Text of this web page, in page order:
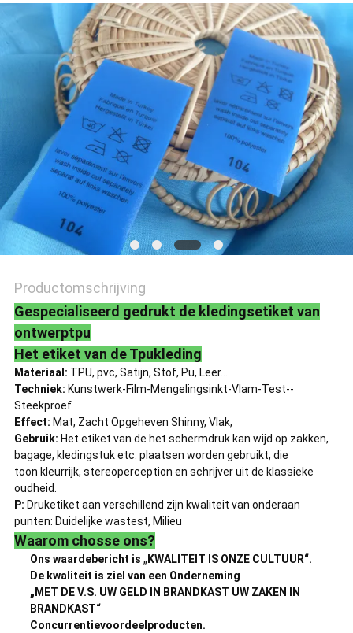
PRIVACYBELEID
Productomschrijving
Gespecialiseerd gedrukt de kledingsetiket van
ontwerptpu
Het etiket van de Tpukleding
Materiaal: TPU, pvc, Satijn, Stof, Pu, Leer…
Techniek: Kunstwerk-Film-Mengelingsinkt-Vlam-Test--
Steekproef
Effect: Mat, Zacht Opgeheven Shinny, Vlak,
Gebruik: Het etiket van de het schermdruk kan wijd op zakken,
bagage, kledingstuk etc. plaatsen worden gebruikt, die
toon kleurrijk, stereoperception en schrijver uit de klassieke
oudheid.
P: Druketiket aan verschillend zijn kwaliteit van onderaan
punten: Duidelijke wastest, Milieu
Waarom chosse ons?
Ons waardebericht is „ KWALITEIT IS ONZE CULTUUR“.
De kwaliteit is ziel van een Onderneming
„MET DE V.S. UW GELD IN BRANDKAST UW ZAKEN IN
BRANDKAST“
Concurrentievoordeelproducten.